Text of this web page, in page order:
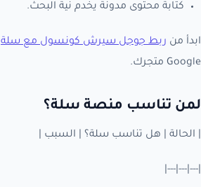
كتابة محتوى مدونة يخدم نية البحث.
ابدأ من ربط جوجل سيرش كونسول مع سلة
Google متجرك.
لمن تناسب منصة سلة؟
| الحالة | هل تناسب سلة؟ | السبب |
|---|---|---|